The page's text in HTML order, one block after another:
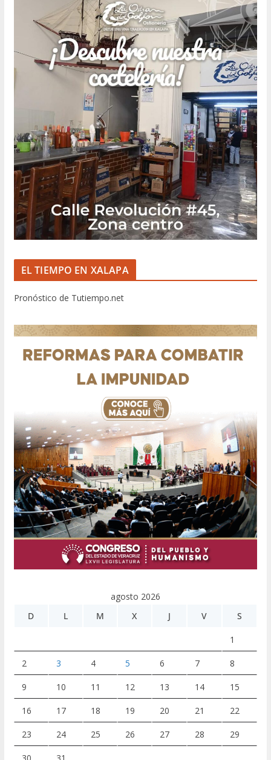
EL TIEMPO EN XALAPA
Pronóstico de Tutiempo.net
agosto 2026
D
L M X J V S
1
2 3 4 5 6 7 8
9 10 11 12 13 14 15
16 17 18 19 20 21 22
23 24 25 26 27 28 29